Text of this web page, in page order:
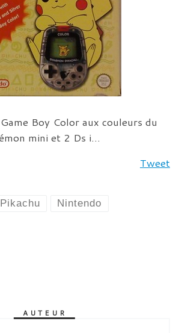
Boy Color aux couleurs du
mini et 2 Ds i…
Tweet
Nintendo
AUTEUR